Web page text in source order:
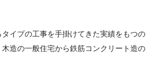
イプの工事を手掛けてきた実績をもつの
木造の一般住宅から鉄筋コンクリート造の